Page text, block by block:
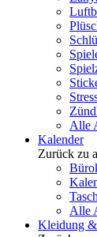
Alle
Kalender
Zurück zu
Alle
Kleidung &